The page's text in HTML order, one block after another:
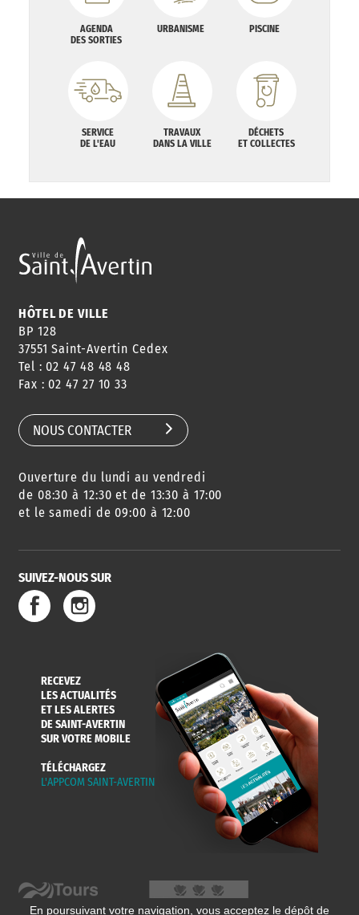
AGENDA
DES SORTIES
URBANISME PISCINE
SERVICE
DE L'EAU
TRAVAUX
DANS LA VILLE
DÉCHETS
ET COLLECTES
HÔTEL DE VILLE
BP 128
37551 Saint-Avertin Cedex
Tel : 02 47 48 48 48
Fax : 02 47 27 10 33
NOUS CONTACTER
Ouverture du lundi au vendredi
de 08:30 à 12:30 et de 13:30 à 17:00
et le samedi de 09:00 à 12:00
SUIVEZ-NOUS SUR
RECEVEZ
LES ACTUALITÉS
ET LES ALERTES
DE SAINT-AVERTIN
SUR VOTRE MOBILE
TÉLÉCHARGEZ
L'APPCOM SAINT-AVERTIN
En poursuivant votre navigation, vous acceptez le dépôt de